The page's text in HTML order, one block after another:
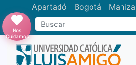
Apartadó Bogotá
Buscar
Nos
Cuidamos